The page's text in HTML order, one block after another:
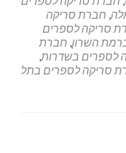
, חברת סריקה
סריקה לספרים
השרון, חברת
לספרים בשדרות,
סריקה לספרים בתל